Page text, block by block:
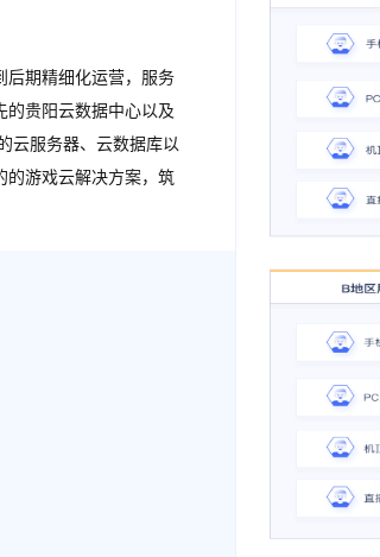
后期精细化运营，服务
的贵阳云数据中心以及
云服务器、云数据库以
的游戏云解决方案，筑